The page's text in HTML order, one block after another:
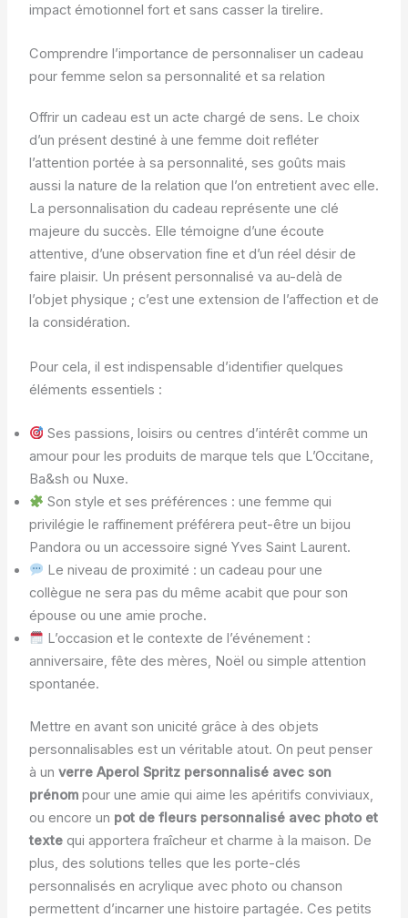
impact émotionnel fort et sans casser la tirelire.
Comprendre l’importance de personnaliser un cadeau
pour femme selon sa personnalité et sa relation
Offrir un cadeau est un acte chargé de sens. Le choix
d’un présent destiné à une femme doit refléter
l’attention portée à sa personnalité, ses goûts mais
aussi la nature de la relation que l’on entretient avec elle.
La personnalisation du cadeau représente une clé
majeure du succès. Elle témoigne d’une écoute
attentive, d’une observation fine et d’un réel désir de
faire plaisir. Un présent personnalisé va au-delà de
l’objet physique ; c’est une extension de l’affection et de
la considération.
Pour cela, il est indispensable d’identifier quelques
éléments essentiels :
Ses passions, loisirs ou centres d’intérêt comme un
amour pour les produits de marque tels que L’Occitane,
Ba&sh ou Nuxe.
Son style et ses préférences : une femme qui
privilégie le raffinement préférera peut-être un bijou
Pandora ou un accessoire signé Yves Saint Laurent.
Le niveau de proximité : un cadeau pour une
collègue ne sera pas du même acabit que pour son
épouse ou une amie proche.
L’occasion et le contexte de l’événement :
anniversaire, fête des mères, Noël ou simple attention
spontanée.
Mettre en avant son unicité grâce à des objets
personnalisables est un véritable atout. On peut penser
à un verre Aperol Spritz personnalisé avec son
prénompour une amie qui aime les apéritifs conviviaux,
ou encore un pot de fleurs personnalisé avec photo et
textequi apportera fraîcheur et charme à la maison. De
plus, des solutions telles que les porte-clés
personnalisés en acrylique avec photo ou chanson
permettent d’incarner une histoire partagée. Ces petits